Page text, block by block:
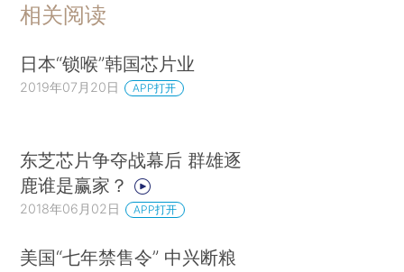
相关阅读
日本“锁喉”韩国芯片业
2019年07月20日 APP打开
东芝芯片争夺战幕后 群雄逐
鹿谁是赢家？
2018年06月02日 APP打开
美国“七年禁售令” 中兴断粮